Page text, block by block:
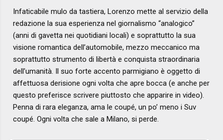
Infaticabile mulo da tastiera, Lorenzo mette al servizio della
redazione la sua esperienza nel giornalismo “analogico”
(anni di gavetta nei quotidiani locali) e soprattutto la sua
visione romantica dell’automobile, mezzo meccanico ma
soprattutto strumento di libertà e conquista straordinaria
dell’umanità. Il suo forte accento parmigiano è oggetto di
affettuosa derisione ogni volta che apre bocca (e anche per
questo preferisce scrivere piuttosto che apparire in video).
Penna di rara eleganza, ama le coupé, un po’ meno i Suv
coupé. Ogni volta che sale a Milano, si perde.